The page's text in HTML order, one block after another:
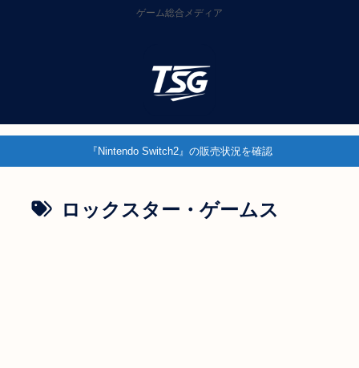
ゲーム総合メディア
『Nintendo Switch2』の販売状況を確認
ロックスター・ゲームス